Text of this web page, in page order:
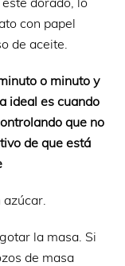
con papel
de aceite.
o minuto y
ideal es cuando
que no
de que está
la masa. Si
de masa